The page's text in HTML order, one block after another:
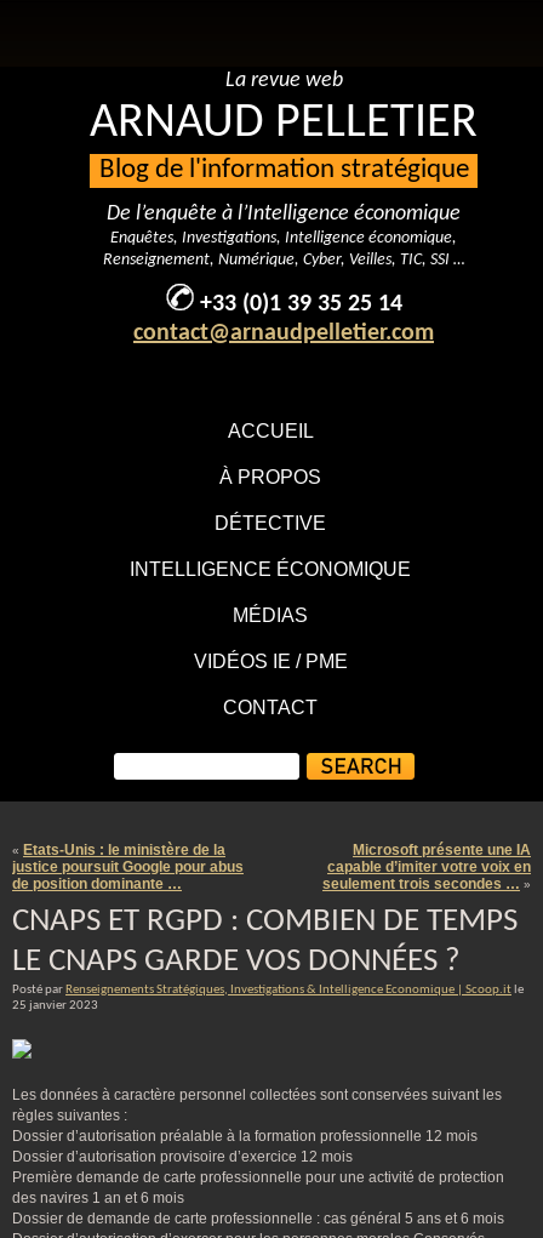
ACCUEIL
À PROPOS
DÉTECTIVE
INTELLIGENCE ÉCONOMIQUE
MÉDIAS
VIDÉOS IE / PME
CONTACT
La revue web
ARNAUD PELLETIER
Blog de l'information stratégique
De l’enquête à l’Intelligence économique
Enquêtes, Investigations, Intelligence économique,
Renseignement, Numérique, Cyber, Veilles, TIC, SSI …
+33 (0)1 39 35 25 14
contact@arnaudpelletier.com
« Etats-Unis : le ministère de la
justice poursuit Google pour abus
de position dominante …
Microsoft présente une IA
capable d’imiter votre voix en
seulement trois secondes … »
CNAPS ET RGPD : COMBIEN DE TEMPS
LE CNAPS GARDE VOS DONNÉES ?
Posté par Renseignements Stratégiques, Investigations & Intelligence Economique | Scoop.it le
25 janvier 2023
Les données à caractère personnel collectées sont conservées suivant les
règles suivantes :
Dossier d’autorisation préalable à la formation professionnelle 12 mois
Dossier d’autorisation provisoire d’exercice 12 mois
Première demande de carte professionnelle pour une activité de protection
des navires 1 an et 6 mois
Dossier de demande de carte professionnelle : cas général 5 ans et 6 mois